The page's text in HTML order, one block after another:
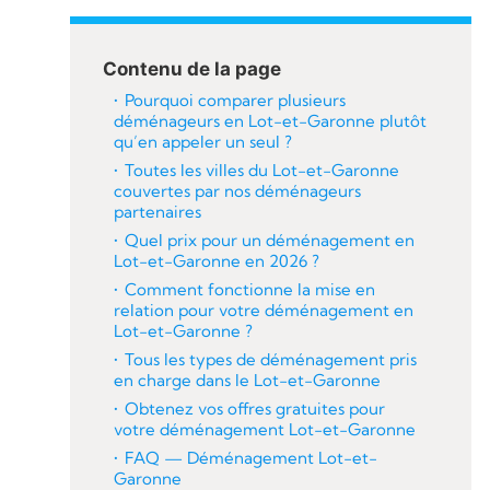
Contenu de la page
Pourquoi comparer plusieurs
déménageurs en Lot-et-Garonne plutôt
qu’en appeler un seul ?
Toutes les villes du Lot-et-Garonne
couvertes par nos déménageurs
partenaires
Quel prix pour un déménagement en
Lot-et-Garonne en 2026 ?
Comment fonctionne la mise en
relation pour votre déménagement en
Lot-et-Garonne ?
Tous les types de déménagement pris
en charge dans le Lot-et-Garonne
Obtenez vos offres gratuites pour
votre déménagement Lot-et-Garonne
FAQ — Déménagement Lot-et-
Garonne